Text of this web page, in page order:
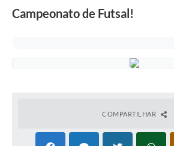
1DOC
Campeonato de Futsal!
COMPARTILHAR